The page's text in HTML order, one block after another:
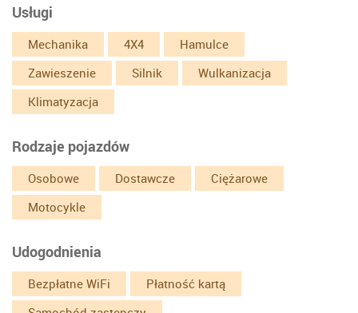
Usługi
Mechanika 4X4
Hamulce
Zawieszenie
Silnik
Wulkanizacja
Klimatyzacja
Rodzaje pojazdów
Osobowe Dostawcze
Ciężarowe
Motocykle
Udogodnienia
Bezpłatne WiFi
Płatność kartą